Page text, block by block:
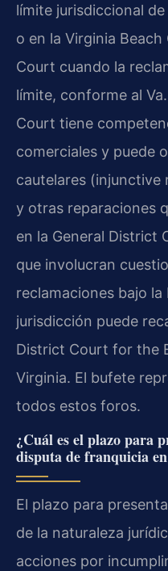
límite jurisdiccional
o en la Virginia
Court cuando la
límite, conforme al
Court tiene
comerciales y puede
cautelares (injunctive
y otras reparaciones
en la General District
que involucran
reclamaciones bajo la
jurisdicción puede
District Court for the
Virginia. El bufete
todos estos foros.
¿Cuál es el plazo para
disputa de franquicia
El plazo para
de la naturaleza
acciones por